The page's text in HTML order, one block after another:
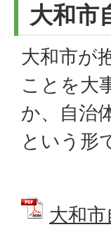
大和市
大和市が
ことを大
か、自治
という形
大和